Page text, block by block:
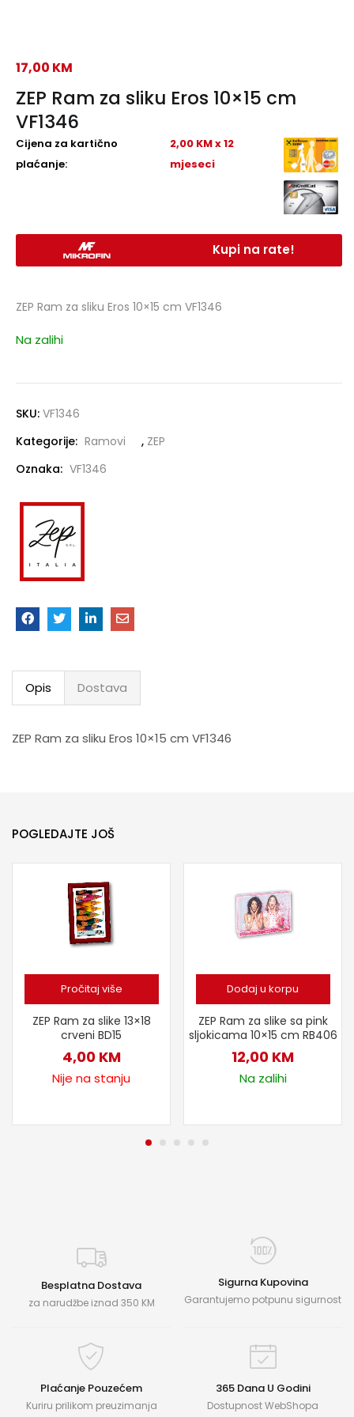
ZEP Ram za sliku Eros 10×15 cm
VF1346
17,00 KM
Cijena za kartično
plaćanje:
2,00 KM x 12
mjeseci
Kupi na rate!
ZEP Ram za sliku Eros 10×15 cm VF1346
Na zalihi
SKU: VF1346
Kategorije: Ramovi , ZEP
Oznaka: VF1346
Opis Dostava
ZEP Ram za sliku Eros 10×15 cm VF1346
POGLEDAJTE JOŠ
Pročitaj više
ZEP Ram za slike 13×18
crveni BD15
4,00 KM
Nije na stanju
Dodaj u korpu
ZEP Ram za slike sa pink
sljokicama 10×15 cm RB406
12,00 KM
Na zalihi
Besplatna Dostava
za narudžbe iznad 350 KM
Sigurna Kupovina
Garantujemo potpunu sigurnost
Plaćanje Pouzećem
Kuriru prilikom preuzimanja
365 Dana U Godini
Dostupnost WebShopa